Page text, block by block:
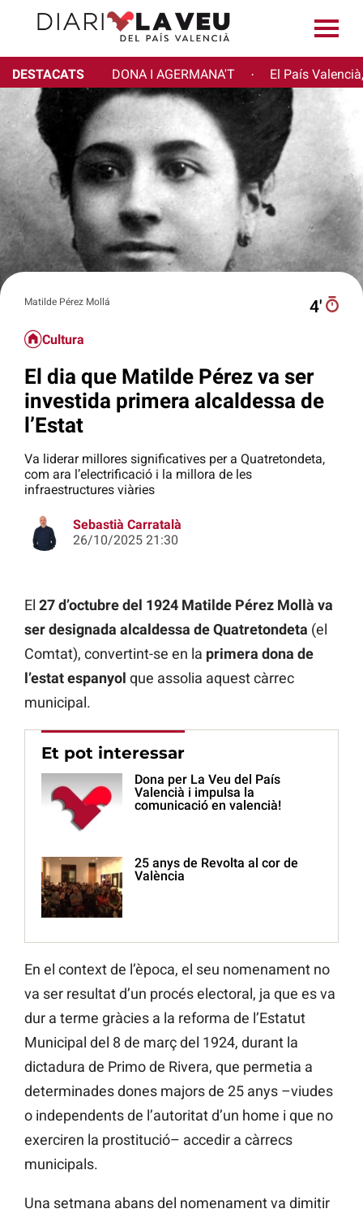
DESTACATS DONA I AGERMANA'T · El País
Matilde Pérez Mollá 4′
Cultura
El dia que Matilde Pérez va ser
investida primera alcaldessa de
l’Estat
Va liderar millores significatives per a Quatretondeta,
com ara l’electrificació i la millora de les
infraestructures viàries
Sebastià Carratalà
26/10/2025 21:30
El 27 d’octubre del 1924 Matilde Pérez Mollà va
ser designada alcaldessa de Quatretondeta (el
Comtat), convertint-se en la primera dona de
l’estat espanyol que assolia aquest càrrec
municipal.
Et pot interessar
Dona per La Veu del País
Valencià i impulsa la
comunicació en valencià!
25 anys de Revolta al cor de
València
En el context de l’època, el seu nomenament no
va ser resultat d’un procés electoral, ja que es va
dur a terme gràcies a la reforma de l’Estatut
Municipal del 8 de març del 1924, durant la
dictadura de Primo de Rivera, que permetia a
determinades dones majors de 25 anys –viudes
o independents de l’autoritat d’un home i que no
exerciren la prostitució– accedir a càrrecs
municipals.
Una setmana abans del nomenament va dimitir